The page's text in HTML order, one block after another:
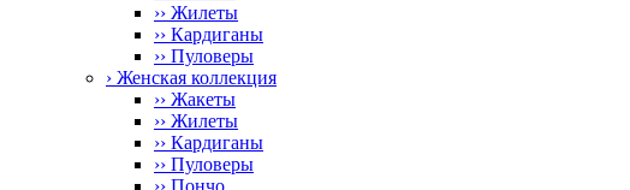
›› Жилеты
›› Кардиганы
›› Пуловеры
› Женская коллекция
›› Жакеты
›› Жилеты
›› Кардиганы
›› Пуловеры
›› Пончо